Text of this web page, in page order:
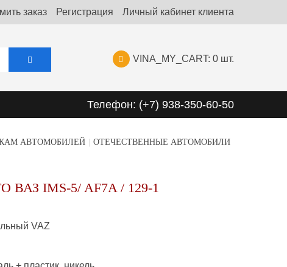
заказ Регистрация Личный кабинет клиента
VINA_MY_CART: 0 шт.
Телефон: (+7) 938-350-60-50
АВТОМОБИЛЕЙ
ОТЕЧЕСТВЕННЫЕ АВТОМОБИЛИ
IMS-5/ AF7A / 129-1
VAZ